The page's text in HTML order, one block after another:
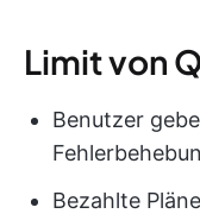
Limit von
Benutzer
Bezahlte